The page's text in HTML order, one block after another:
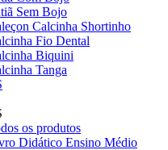
Sem Bojo
Calcinha Shortinho
Fio Dental
Biquini
Tanga
os produtos
Didático Ensino Médio